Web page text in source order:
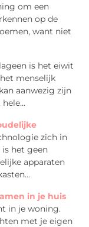
om een
op de
want niet
is het eiwit
menselijk
aanwezig zijn
zich in
het geen
apparaten
in je huis
in je woning.
met je eigen